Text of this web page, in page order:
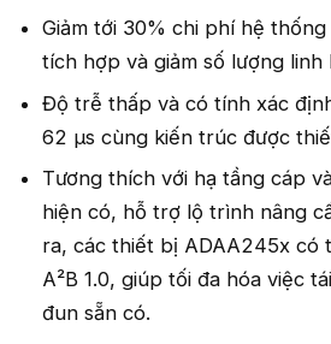
Giảm tới 30% chi phí hệ
tích hợp và giảm số lượng linh
Độ trễ thấp và có tính xác
62 μs cùng kiến trúc được
Tương thích với hạ tầng cáp
hiện có, hỗ trợ lộ trình nâng
ra, các thiết bị ADAA245x có
A²B 1.0, giúp tối đa hóa việc
đun sẵn có.